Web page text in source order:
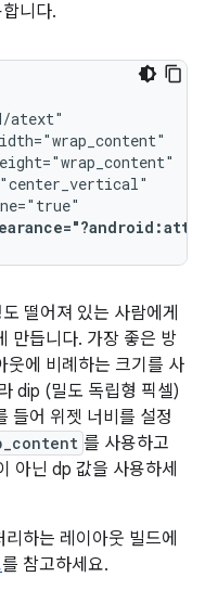
니다.
떨어져 있는 사람에게
만듭니다. 가장 좋은 방
웃에 비례하는 크기를 사
dip (밀도 독립형 픽셀)
들어 위젯 너비를 설정
를 사용하고
아닌 dp 값을 사용하세
하는 레이아웃 빌드에
를 참고하세요.